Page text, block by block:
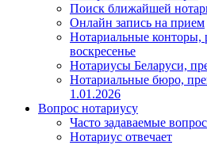
Поиск ближайшей
Онлайн запись на прием
Нотариальные конторы,
воскресенье
Нотариусы Беларуси,
Нотариальные бюро,
1.01.2026
Вопрос нотариусу
Часто задаваемые
Нотариус отвечает